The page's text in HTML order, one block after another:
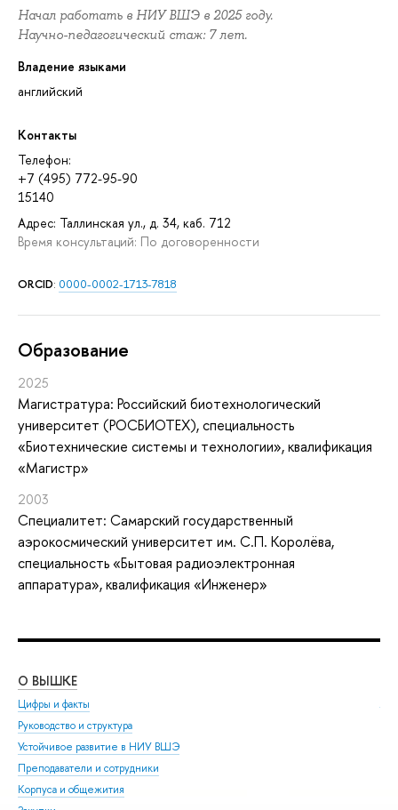
Начал работать в НИУ ВШЭ в 2025 году.
Научно-педагогический стаж: 7 лет.
Владение языками
английский
Контакты
Телефон:
+7 (495) 772-95-90
15140
Адрес: Таллинская ул., д. 34, каб. 712
Время консультаций: По договоренности
ORCID: 0000-0002-1713-7818
Oбразование
2025
Магистратура: Российский биотехнологический
университет (РОСБИОТЕХ), специальность
«Биотехнические системы и технологии», квалификация
«Магистр»
2003
Специалитет: Самарский государственный
аэрокосмический университет им. С.П. Королёва,
специальность «Бытовая радиоэлектронная
аппаратура», квалификация «Инженер»
О ВЫШКЕ
Цифры и факты
Руководство и структура
Устойчивое развитие в НИУ ВШЭ
Преподаватели и сотрудники
Корпуса и общежития